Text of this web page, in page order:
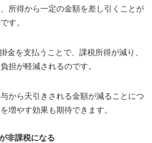
所得から一定の金額を差し引くことが
す。
金を支払うことで、課税所得が減り、
担が軽減されるのです。
から天引きされる金額が減ることにつ
増やす効果も期待できます。
非課税になる